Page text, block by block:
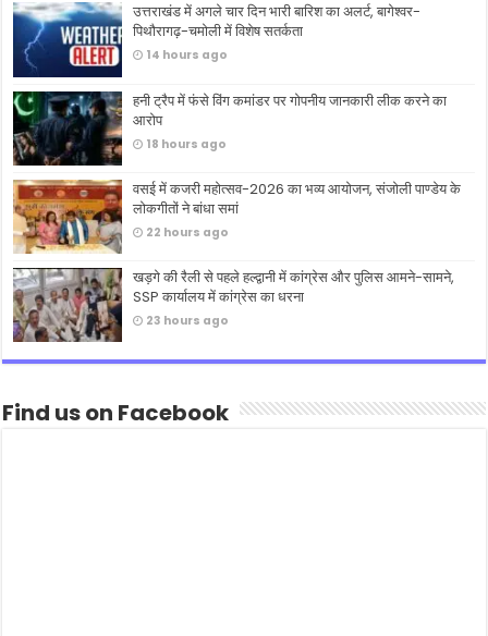
उत्तराखंड में अगले चार दिन भारी बारिश का अलर्ट, बागेश्वर-
पिथौरागढ़-चमोली में विशेष सतर्कता
14 hours ago
हनी ट्रैप में फंसे विंग कमांडर पर गोपनीय जानकारी लीक करने का
आरोप
18 hours ago
वसई में कजरी महोत्सव-2026 का भव्य आयोजन, संजोली पाण्डेय के
लोकगीतों ने बांधा समां
22 hours ago
खड़गे की रैली से पहले हल्द्वानी में कांग्रेस और पुलिस आमने-सामने,
SSP कार्यालय में कांग्रेस का धरना
23 hours ago
Find us on Facebook